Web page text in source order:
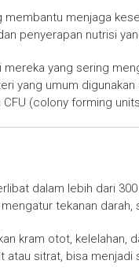
membantu menjaga
penyerapan nutrisi
yang sering
yang umum digunakan
(colony forming
dalam lebih dari
tekanan darah,
kram otot, kelelahan,
sitrat, bisa